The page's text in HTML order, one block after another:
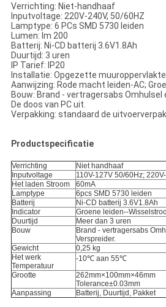
Verrichting: Niet-handhaaf
Inputvoltage: 220V-240V, 50/60HZ
Lamptype: 6 PCs SMD 5730 leiden
Lumen: lm 200
Batterij: Ni-CD batterij 3.6V1.8Ah
Duurtijd: 3 uren
IP Tarief: IP20
Installatie: Opgezette muuroppervlakte
Aanwijzing: Rode macht leiden-AC;
Bouw: Brand - vertragersabs Omhulsel
De doos van PC uit.
Verpakking: standaard de
Productspecificatie
Verrichting
Niet handhaaf
Inputvoltage
110V-127V 50/60Hz;
Het laden Stroom
60mA
Lamptype
6pcs SMD 5730 leiden
Batterij
Ni-CD batterij 3.6V1.8Ah
Indicator
Groene leiden--
Duurtijd
Meer dan 3 uren
Bouw
Brand - vertragersabs
Verspreider.
Gewicht
0,25 kg
Het werk
Temperatuur
-10℃ aan 55℃
Grootte
262mm×100mm×46mm
Tolerance±0.03mm
Aanpassing
Batterij, Duurtijd, Pakket